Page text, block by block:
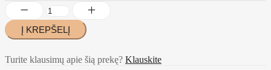
Turite klausimų apie šią prekę? Klauskite